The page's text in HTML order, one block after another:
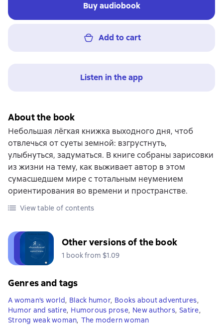
Buy audiobook
Add to cart
Listen in the app
About the book
Небольшая лёгкая книжка выходного дня, чтоб
отвлечься от суеты земной: взгрустнуть,
улыбнуться, задуматься. В книге собраны зарисовки
из жизни на тему, как выживает автор в этом
сумасшедшем мире с тотальным неумением
ориентирования во времени и пространстве.
View table of contents
Other versions of the book
1 book from $1.09
Genres and tags
A woman's world, Black humor, Books about adventures,
Humor and satire, Humorous prose, New authors, Satire,
Strong weak woman, The modern woman